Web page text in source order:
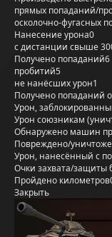
прямых попаданий/
осколочно-фугасных
Нанесение урона0
с дистанции свыше
Получено попаданий6
пробитий5
не нанёсших урон1
Получено попаданий
Урон,
Урон союзникам
Обнаружено машин
Повреждено/
Урон, нанесённый с
Очки захвата/защиты
Пройдено километров
Закрыть